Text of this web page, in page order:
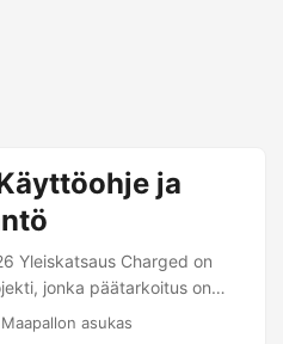
ja
Yleiskatsaus Charged on
jonka päätarkoitus on
ja ilmoittaa, kun
Maapallon asukas